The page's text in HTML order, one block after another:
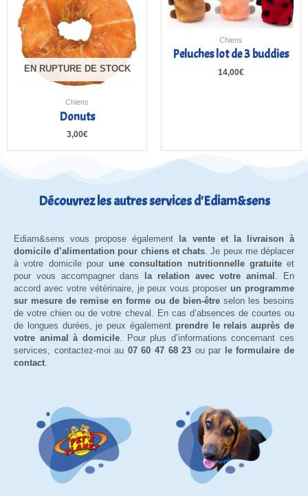
EN RUPTURE DE STOCK
Chiens
Donuts
3,00€
Chiens
Peluches lot de 3 buddies
14,00€
Découvrez les autres services d'Ediam&sens
Ediam&sens vous propose également
la vente et la livraison à
domicile d’alimentation pour chiens et chats . Je peux me déplacer
à votre domicile pour une consultation nutritionnelle gratuiteet
pour vous accompagner dans
la relation avec votre animal
. En
accord avec votre vétérinaire, je peux vous proposerun programme
sur mesure de remise en forme ou de bien-êtreselon les besoins
de votre chien ou de votre cheval. En cas d’absences de courtes ou
de longues durées, je peux également prendre le relais auprès de
votre animal à domicile. Pour plus d’informations concernant ces
services, contactez-moi au 07 60 47 68 23 ou par
le formulaire de
contact